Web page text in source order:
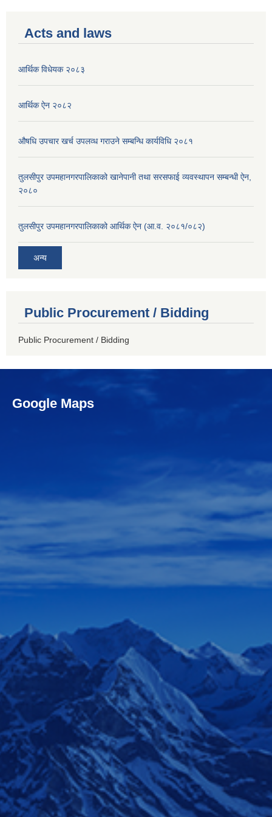
Acts and laws
आर्थिक विधेयक २०८३
आर्थिक ऐन २०८२
औषधि उपचार खर्च उपलव्ध गराउने सम्बन्धि कार्यविधि २०८१
तुलसीपुर उपमहानगरपालिकाको खानेपानी तथा सरसफाई व्यवस्थापन सम्बन्धी ऐन,
२०८०
तुलसीपुर उपमहानगरपालिकाको आर्थिक ऐन (आ.व. २०८१/०८२)
अन्य
Public Procurement / Bidding
Public Procurement / Bidding
Google Maps